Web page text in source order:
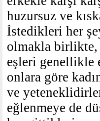
huzursuz ve
İstedikleri her
olmakla birlikte,
eşleri genellikle
onlara göre
ve
eğlenmeye de